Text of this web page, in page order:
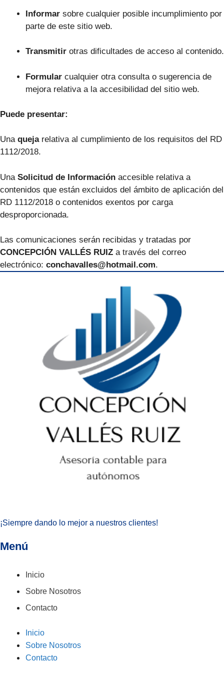
Informar sobre cualquier posible incumplimiento por
parte de este sitio web.
Transmitir otras dificultades de acceso al contenido.
Formular cualquier otra consulta o sugerencia de
mejora relativa a la accesibilidad del sitio web.
Puede presentar:
Una quejarelativa al cumplimiento de los requisitos del RD
1112/2018.
Una Solicitud de Información accesible relativa a
contenidos que están excluidos del ámbito de aplicación del
RD 1112/2018 o contenidos exentos por carga
desproporcionada.
Las comunicaciones serán recibidas y tratadas por
CONCEPCIÓN VALLÉS RUIZ a través del correo
electrónico: conchavalles@hotmail.com.
¡Siempre dando lo mejor a nuestros clientes!
Menú
Inicio
Sobre Nosotros
Contacto
Inicio
Sobre Nosotros
Contacto